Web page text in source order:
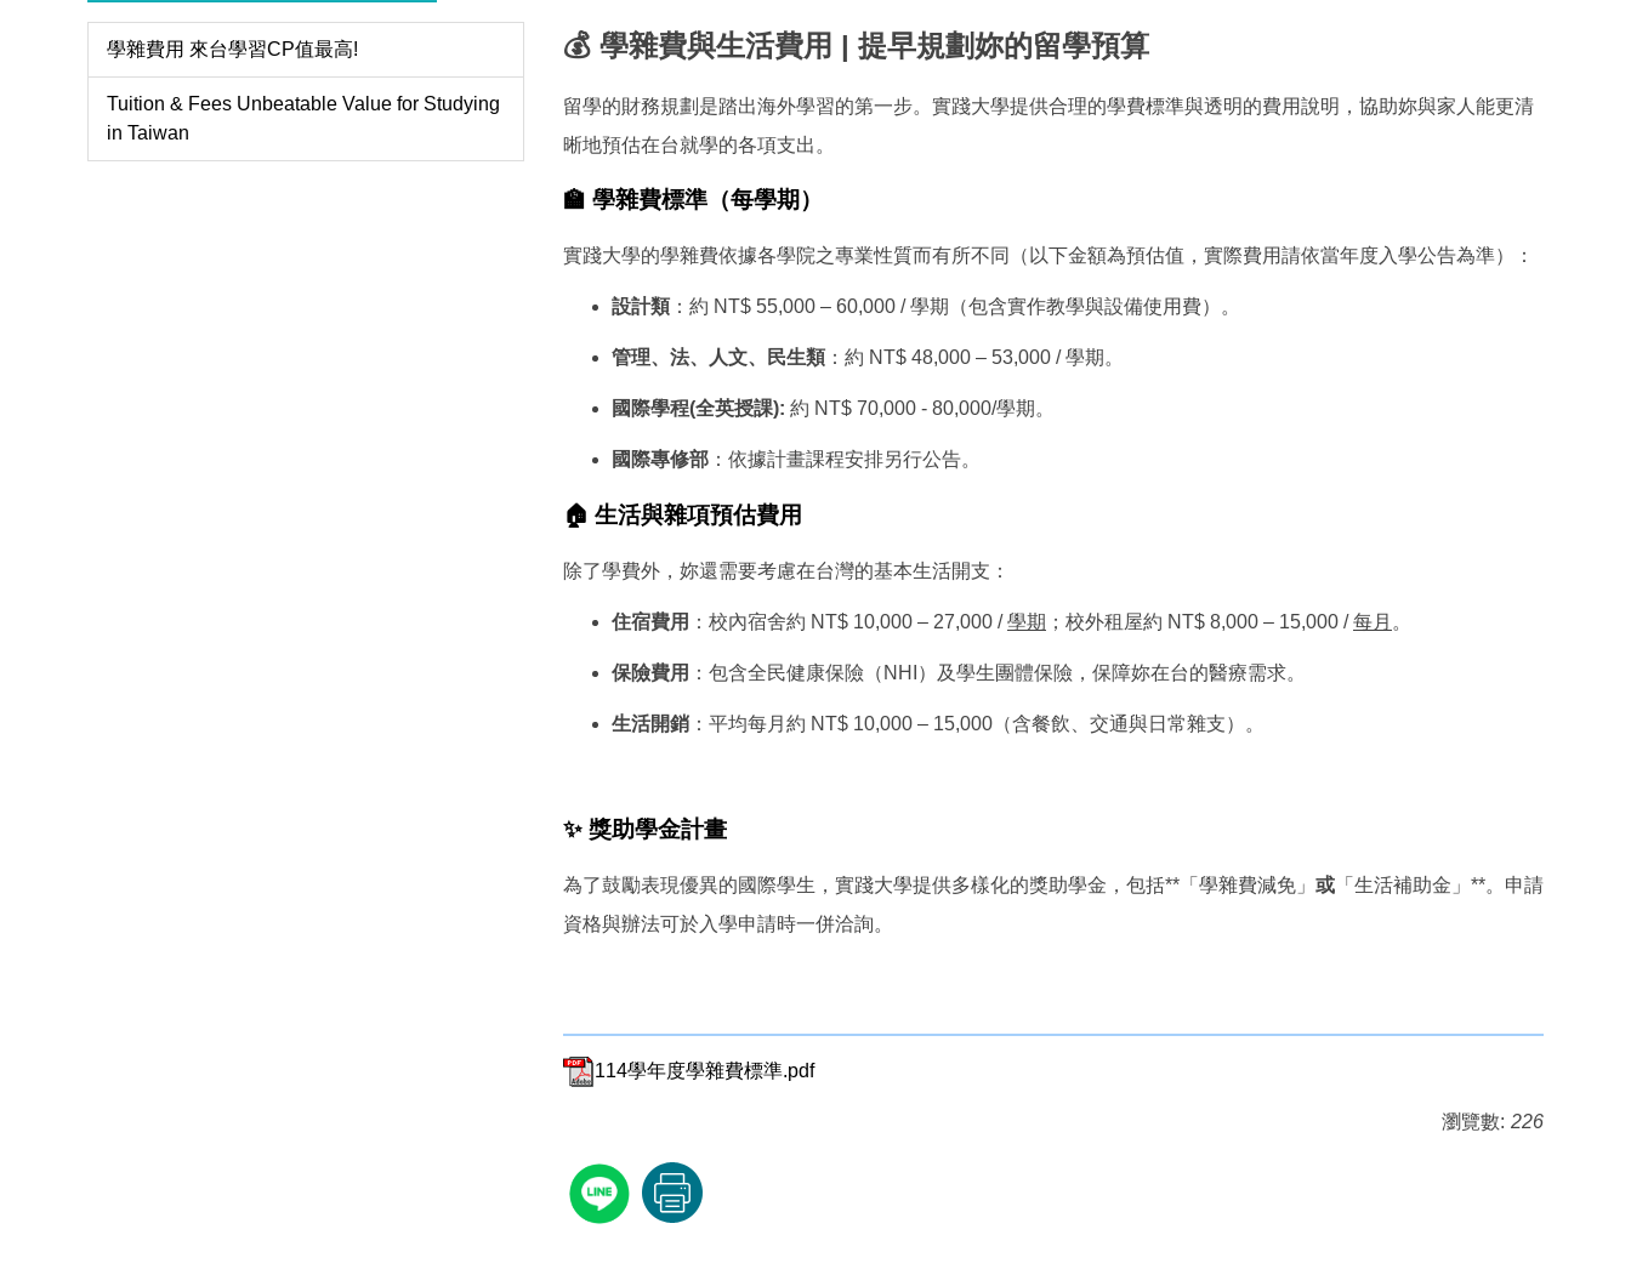
學雜費用 來台學習CP值最高!
Tuition & Fees Unbeatable Value for Studying
in Taiwan
💰 學雜費與生活費用 | 提早規劃妳的留學預算
留學的財務規劃是踏出海外學習的第一步。實踐大學提供合理的學費標準與透明的費用說明，協助妳與家人能更清
晰地預估在台就學的各項支出。
🏫 學雜費標準（每學期）
實踐大學的學雜費依據各學院之專業性質而有所不同（以下金額為預估值，實際費用請依當年度入學公告為準）：
設計類 ：約 NT$ 55,000 – 60,000 / 學期（包含實作教學與設備使用費）。
管理、法、人文、民生類 ：約 NT$ 48,000 – 53,000 / 學期。
國際學程(全英授課): 約 NT$ 70,000 - 80,000/學期。
國際專修部 ：依據計畫課程安排另行公告。
🏠 生活與雜項預估費用
除了學費外，妳還需要考慮在台灣的基本生活開支：
住宿費用 ：校內宿舍約 NT$ 10,000 – 27,000 /學期 ；校外租屋約 NT$ 8,000 – 15,000 /每月 。
保險費用 ：包含全民健康保險（NHI）及學生團體保險，保障妳在台的醫療需求。
生活開銷 ：平均每月約 NT$ 10,000 – 15,000（含餐飲、交通與日常雜支）。
✨ 獎助學金計畫
為了鼓勵表現優異的國際學生，實踐大學提供多樣化的獎助學金，包括**「學雜費減免」 或 「生活補助金」**。申請
資格與辦法可於入學申請時一併洽詢。
114學年度學雜費標準.pdf
瀏覽數: 226